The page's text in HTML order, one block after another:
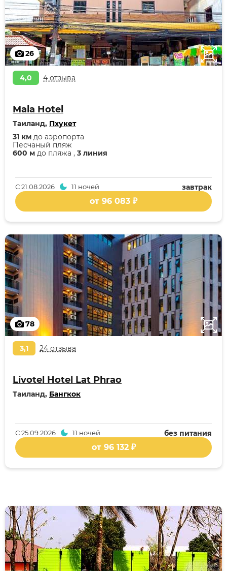
26
4,0 4 отзыва
Mala Hotel
Таиланд, Пхукет
600 м до пляжа , 3 линия
Песчаный пляж
31 км до аэропорта
завтрак
С21.08.2026 11 ночей
от 96 083 ₽
78
3,1 24 отзыва
Livotel Hotel Lat Phrao
Таиланд, Бангкок
без питания
С25.09.2026 11 ночей
от 96 132 ₽